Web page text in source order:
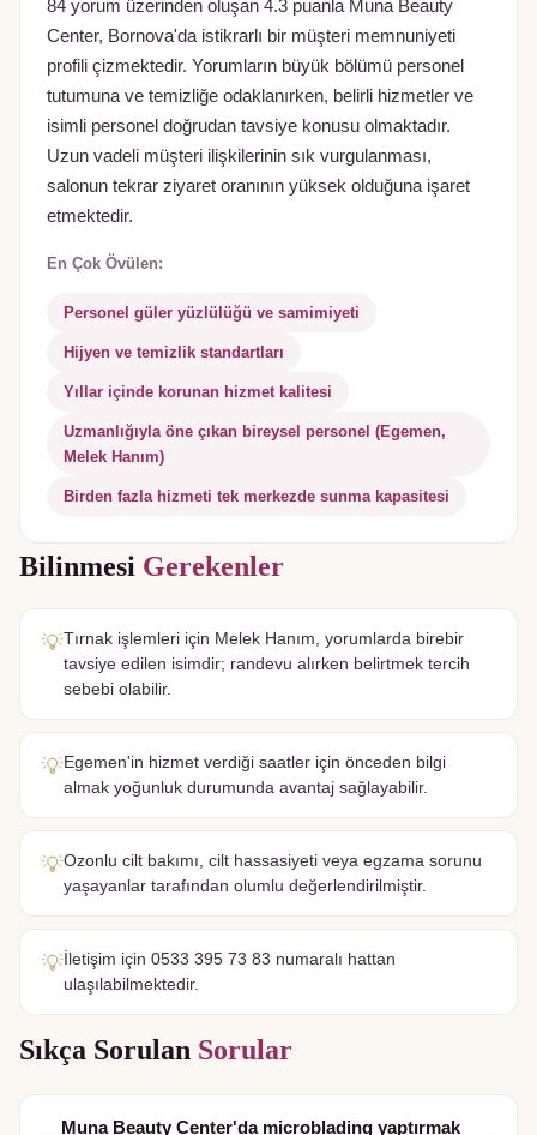
84 yorum üzerinden oluşan 4.3 puanla Muna Beauty
Center, Bornova'da istikrarlı bir müşteri memnuniyeti
profili çizmektedir. Yorumların büyük bölümü personel
tutumuna ve temizliğe odaklanırken, belirli hizmetler ve
isimli personel doğrudan tavsiye konusu olmaktadır.
Uzun vadeli müşteri ilişkilerinin sık vurgulanması,
salonun tekrar ziyaret oranının yüksek olduğuna işaret
etmektedir.
En Çok Övülen:
Personel güler yüzlülüğü ve samimiyeti
Hijyen ve temizlik standartları
Yıllar içinde korunan hizmet kalitesi
Uzmanlığıyla öne çıkan bireysel personel (Egemen,
Melek Hanım)
Birden fazla hizmeti tek merkezde sunma kapasitesi
Bilinmesi Gerekenler
💡Tırnak işlemleri için Melek Hanım, yorumlarda birebir
tavsiye edilen isimdir; randevu alırken belirtmek tercih
sebebi olabilir.
💡Egemen'in hizmet verdiği saatler için önceden bilgi
almak yoğunluk durumunda avantaj sağlayabilir.
💡Ozonlu cilt bakımı, cilt hassasiyeti veya egzama sorunu
yaşayanlar tarafından olumlu değerlendirilmiştir.
💡İletişim için 0533 395 73 83 numaralı hattan
ulaşılabilmektedir.
Sıkça Sorulan Sorular
Muna Beauty Center'da microblading yaptırmak